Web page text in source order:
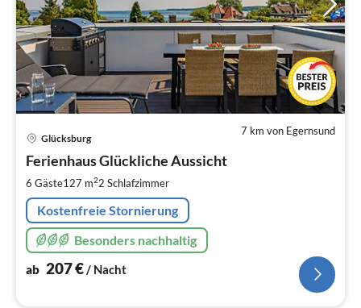
7 km von Egernsund
Glücksburg
Ferienhaus Glückliche Aussicht
6 Gäste127 m22 Schlafzimmer
Kostenfreie Stornierung
Besonders nachhaltig
ab 207€/ Nacht